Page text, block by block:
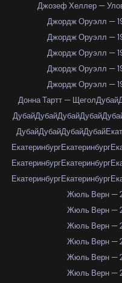
Джозеф Хеллер —
Джордж Оруэлл —
Джордж Оруэлл —
Джордж Оруэлл —
Джордж Оруэлл —
Джордж Оруэлл —
Донна Тартт — ЩеголДубай
ДубайДубайДубайДубай
ДубайДубайДубайДубай
ЕкатеринбургЕкатеринбург
ЕкатеринбургЕкатеринбург
ЕкатеринбургЕкатеринбург
Жюль Верн —
Жюль Верн —
Жюль Верн —
Жюль Верн —
Жюль Верн —
Жюль Верн —